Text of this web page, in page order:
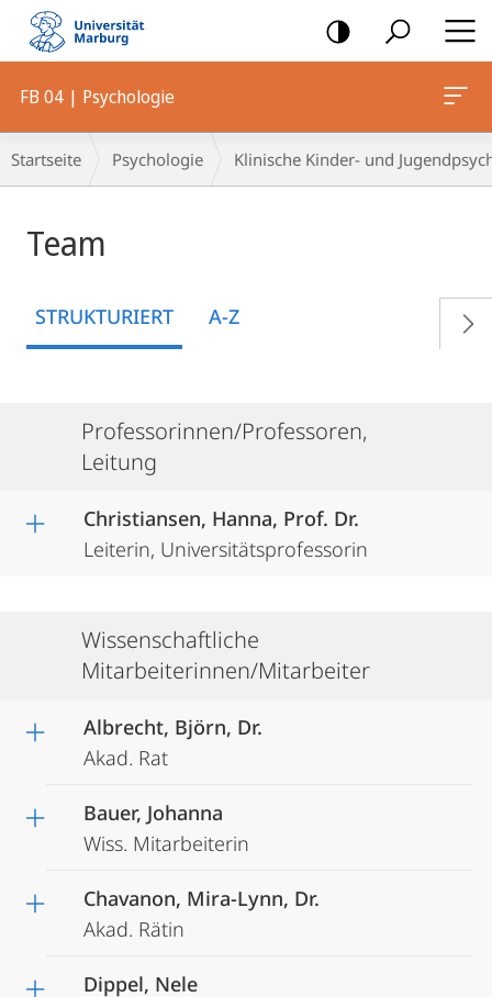
Mobile-
Navigation
FB 04 | Psychologie
Breadcrumb-
Navigation
Startseite Psychologie Klinische Kinder- und
Team
STRUKTURIERT A-Z
Professorinnen/Professoren,
Leitung
Christiansen, Hanna, Prof. Dr.
Leiterin, Universitätsprofessorin
Wissenschaftliche
Mitarbeiterinnen/Mitarbeiter
Albrecht, Björn, Dr.
Akad. Rat
Bauer, Johanna
Wiss. Mitarbeiterin
Chavanon, Mira-Lynn, Dr.
Akad. Rätin
Dippel, Nele